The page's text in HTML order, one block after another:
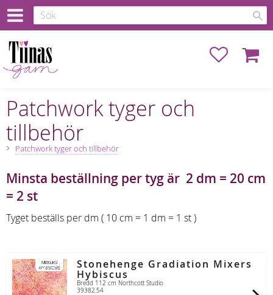
Favoriter
Patchwork tyger och
tillbehör
Patchwork tyger och tillbehör
Minsta beställning per tyg är 2 dm = 20 cm
= 2 st
Tyget beställs per dm ( 10 cm = 1 dm = 1 st )
Stonehenge Gradiation Mixers
Hybiscus
Bredd 112 cm Northcott Studio
39382.54